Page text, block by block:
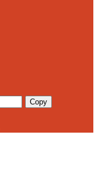
Copy